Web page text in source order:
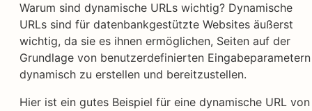
Warum sind dynamische URLs wichtig? Dynamische
URLs sind für datenbankgestützte Websites äußerst
wichtig, da sie es ihnen ermöglichen, Seiten auf der
Grundlage von benutzerdefinierten Eingabeparametern
dynamisch zu erstellen und bereitzustellen.
Hier ist ein gutes Beispiel für eine dynamische URL von